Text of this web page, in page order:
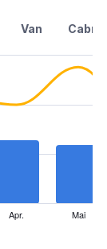
Van Cabrio
Apr. Mai